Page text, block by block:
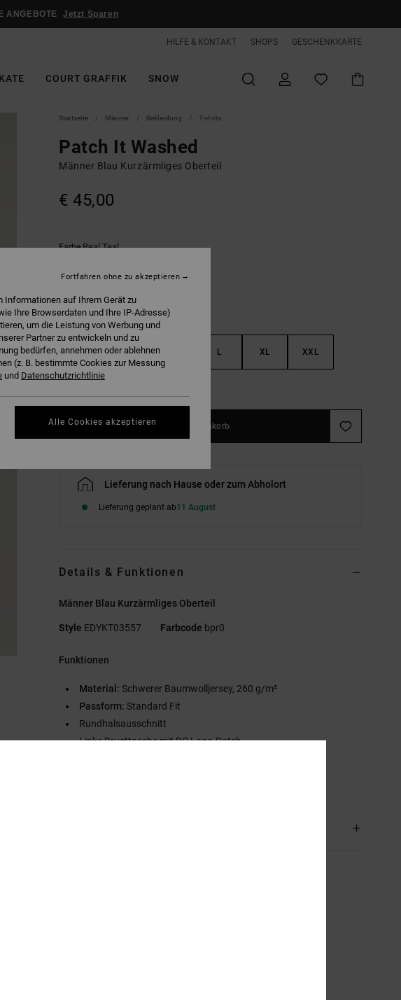
ANGEBOTE Jetzt Sparen
HILFE & KONTAKT SHOPS GESCHENKKARTE
COURT GRAFFIK SNOW
Startseite Männer Bekleidung T-shirts
Patch It Washed
Männer Blau Kurzärmliges Oberteil
€ 45,00
FarbeReal Teal
XS S L XL XXL
In den Warenkorb
Lieferung nach Hause oder zum Abholort
Lieferung geplant ab11 August
Details & Funktionen
Männer Blau Kurzärmliges Oberteil
Style EDYKT03557 Farbcode bpr0
Funktionen
Material: Schwerer Baumwolljersey, 260 g/m²
Passform: Standard Fit
Rundhalsausschnitt
Linke Brusttasche mit DC Logo-Patch
Informationen auf Ihrem Gerät zu
Ihre Browserdaten und Ihre IP-Adresse)
um die Leistung von Werbung und
Partner zu entwickeln und zu
bedürfen, annehmen oder ablehnen
(z. B. bestimmte Cookies zur Messung
und Datenschutzrichtlinie
Fortfahren ohne zu akzeptieren
Alle Cookies akzeptieren